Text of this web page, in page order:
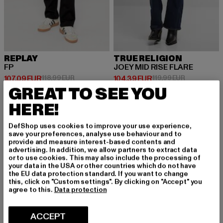
REPLAY
FP
107,09 EUR
Prix courant: 107,09 EUR
118,99 EURPrix en promotion: 118,99 EUR
TRUE RELIGION
JOEY MID RISE FLARE
104,39 EUR
Prix courant: 104,39 EUR
119,99 EURPrix en
GREAT TO SEE YOU
HERE!
DefShop uses cookies to improve your use experience,
save your preferences, analyse use behaviour and to
provide and measure interest-based contents and
advertising. In addition, we allow partners to extract data
or to use cookies. This may also include the processing of
your data in the USA or other countries which do not have
the EU data protection standard. If you want to change
this, click on "Custom settings". By clicking on "Accept" you
agree to this. Data protection
ACCEPT